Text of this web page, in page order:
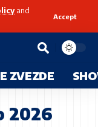
and
Accept
ZVEZDE
2026